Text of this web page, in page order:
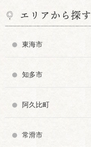
エリアから探す
東海市
知多市
阿久比町
常滑市